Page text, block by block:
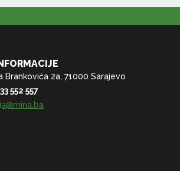
Brankovića 2a, 71000 Sarajevo
552 557